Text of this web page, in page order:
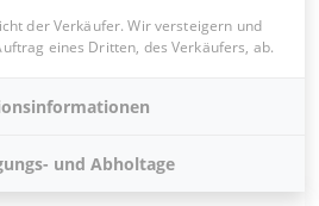
der Verkäufer. Wir versteigern und
eines Dritten, des Verkäufers, ab.
und Abholtage